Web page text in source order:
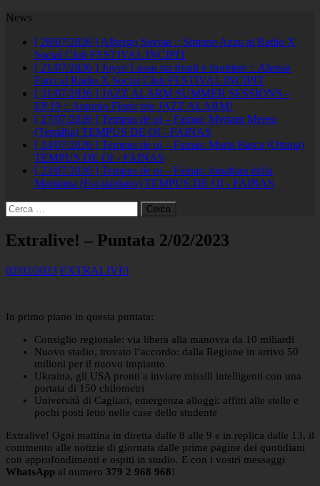
News
[ 28/07/2026 ] Albergo Savoia :: Simone Azzu al Radio X
Social Club FESTIVAL INCIPIT
[ 21/07/2026 ] Joyce Lussu tra fronti e frontiere :: Alessia
Farci al Radio X Social Club FESTIVAL INCIPIT
[ 31/07/2026 ] JAZZ ALARM SUMMER SESSIONS –
EP.19 :: Antonio Floris trio JAZZ ALARM!
[ 27/07/2026 ] Tempus de oi – Fainas: Myriam Mereu
(Terralba) TEMPUS DE OI - FAINAS
[ 24/07/2026 ] Tempus de oi – Fainas: Maria Barca (Ottana)
TEMPUS DE OI - FAINAS
[ 23/07/2026 ] Tempus de oi – Fainas: Jonathan della
Marianna (Escalaplano) TEMPUS DE OI - FAINAS
Ricerca
per:
Extralive! – Puntata 2/02/2023
02/02/2023 EXTRALIVE!
In primo piano in questa puntata:
Consiglio regionale: via libera alla manovra da 10 miliardi
Nuovo stadio, trovato l’accordo: dalla Regione in arrivo 50
milioni per il nuovo impianto
Ukraina, gli USA pronti a inviare missili intelligenti con una
portata di 150 chilometri
Università di Cagliari, emergenza alloggi: affitti alle stelle e
pochi posti letto nelle case dello studente
Extralive! Ogni mattina in diretta dalle 8 alle 9 e in replica dalle 13, il
commento alle notizie di giornata dalle prime pagine dei quotidiani
con approfondimenti e ospiti in studio. E con i vostri messaggi
WhatsApp al numero 379 2 968 968!